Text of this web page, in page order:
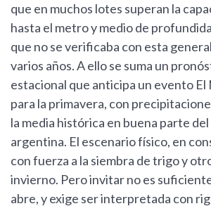
que en muchos lotes superan la
hasta el metro y medio de
que no se verificaba con esta
varios años. A ello se suma un
estacional que anticipa un evento
para la primavera, con
la media histórica en buena parte
argentina. El escenario físico, en
con fuerza a la siembra de trigo y
invierno. Pero invitar no es
abre, y exige ser interpretada con